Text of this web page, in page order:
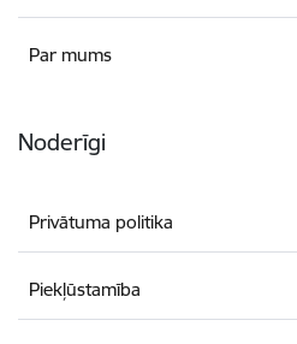
Par mums
Noderīgi
Privātuma politika
Piekļūstamība